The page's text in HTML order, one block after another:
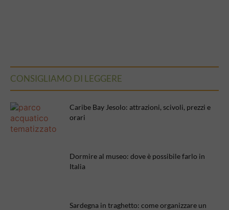
CONSIGLIAMO DI LEGGERE
Caribe Bay Jesolo: attrazioni, scivoli, prezzi e
orari
Dormire al museo: dove è possibile farlo in
Italia
Sardegna in traghetto: come organizzare un